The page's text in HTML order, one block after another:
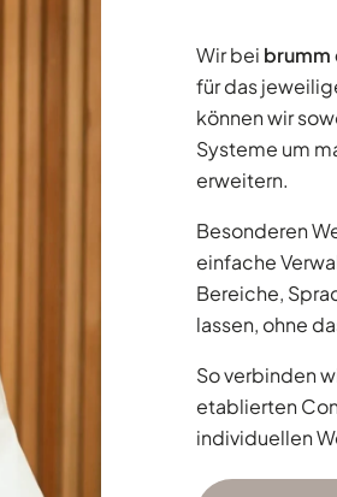
Wir bei brumm
für das
können wir
Systeme um
erweitern.
Besonderen
einfache
Bereiche,
lassen, ohne
So verbinden
etablierten
individuellen